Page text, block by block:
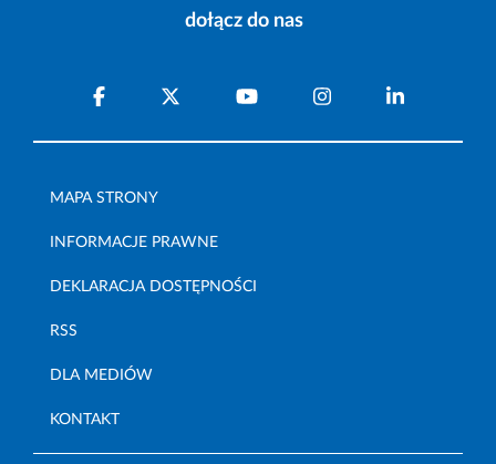
dołącz do nas
MAPA STRONY
INFORMACJE PRAWNE
DEKLARACJA DOSTĘPNOŚCI
RSS
DLA MEDIÓW
KONTAKT